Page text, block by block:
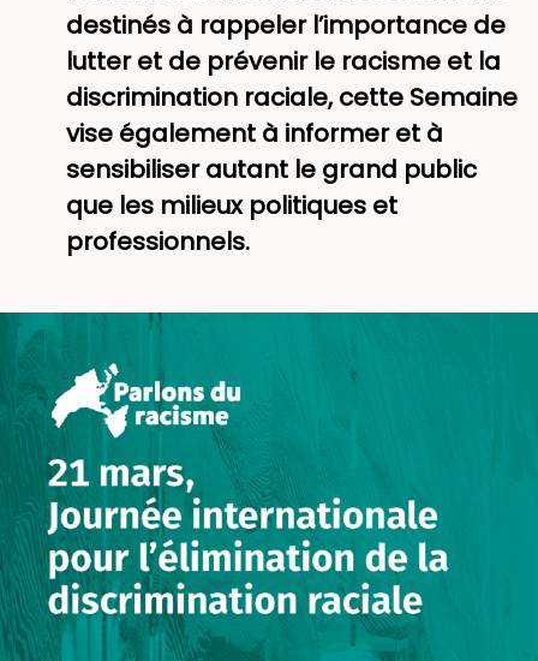
destinés à rappeler l’importance de
lutter et de prévenir le racisme et la
discrimination raciale, cette Semaine
vise également à informer et à
sensibiliser autant le grand public
que les milieux politiques et
professionnels.